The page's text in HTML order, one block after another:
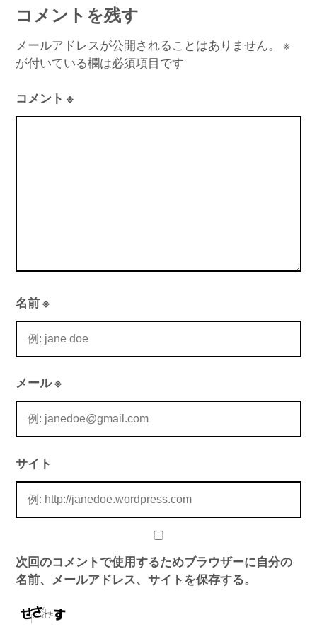
ビ
ゲ
ー
シ
ョ
コメントを残す
メールアドレスが公開されることはありません。
※
が付いている欄は必須項目です
コメント※
名前※
メール※
サイト
次回のコメントで使用するためブラウザーに自分の
名前、メールアドレス、サイトを保存する。